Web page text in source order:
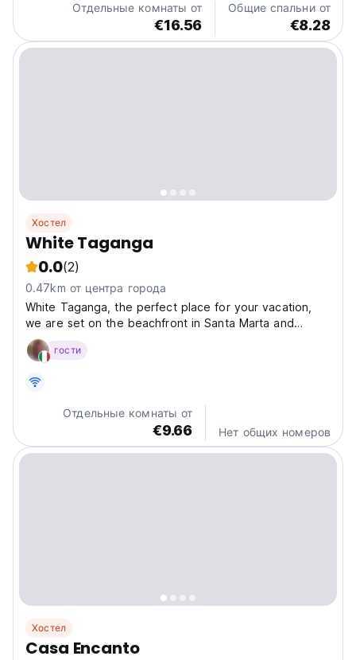
Отдельные комнаты от
€16.56
Общие спальни от
€8.28
Хостел
White Taganga
0.0(2)
0.47km от центра города
White Taganga, the perfect place for your vacation,
we are set on the beachfront in Santa Marta and
boasting a garden, it is a very quiet and cozy place
you can enjoy a very nice and pleasant place at a very
гости
Отдельные комнаты от
€9.66 Нет общих номеров
Хостел
Casa Encanto